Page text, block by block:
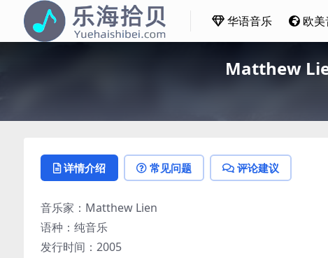
华语音乐 欧
Matthew
详情介绍 常见问题 评论建议
音乐家：Matthew Lien
语种：纯音乐
发行时间：2005